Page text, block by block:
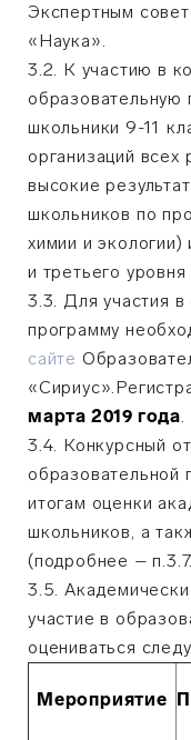
Экспертным
«Наука».
3.2. К участию в
образовательную
школьники 9-11
организаций всех
высокие
школьников по
химии и экологии)
и третьего
3.3. Для участия
программу
сайте
марта 2019 года.
3.4. Конкурсный
образовательной
итогам оценки
школьников, а
(подробнее –
3.5.
участие в
оцениваться
Мероприятие